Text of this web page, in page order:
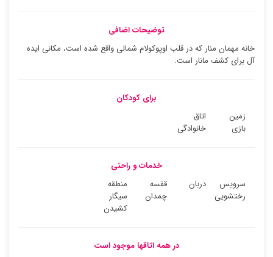
توضیحات اضافی
خانه مهمان منار که در قلب اوپوکولام شمالی واقع شده است، مکانی ایده
آل برای کشف مانار است.
برای کودکان
زمین
بازی
اتاق
خانوادگی
خدمات و راحتی
سرویس
رختشویی
دربان
قفسه
چمدان
منطقه
سیگار
کشیدن
در همه اتاقها موجود است